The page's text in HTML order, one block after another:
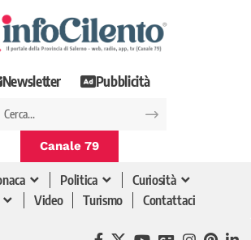
Newsletter Pubblicità
Canale 79
Politica
Curiosità
Video Turismo Contattaci